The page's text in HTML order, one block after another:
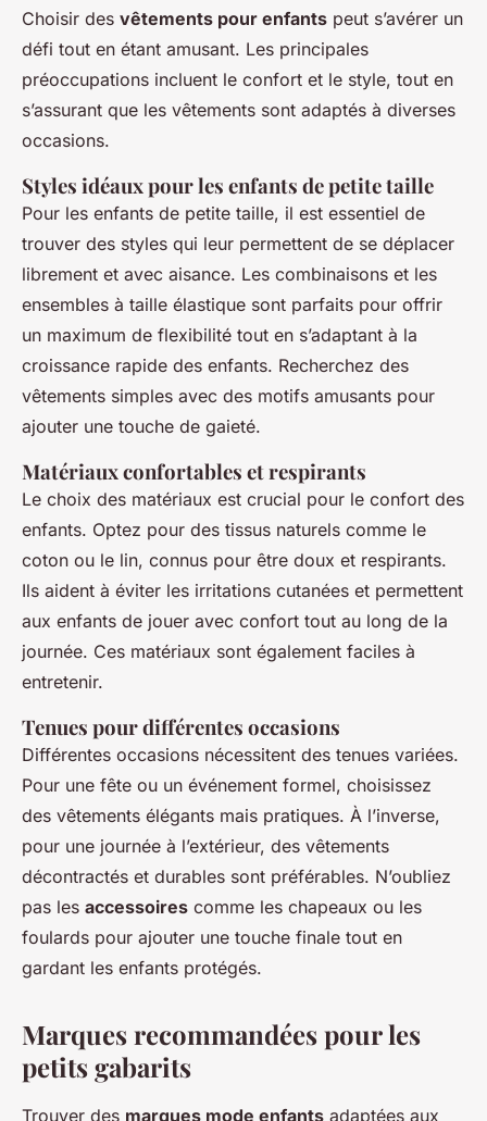
Choisir des vêtements pour enfants peut s’avérer un
défi tout en étant amusant. Les principales
préoccupations incluent le confort et le style, tout en
s’assurant que les vêtements sont adaptés à diverses
occasions.
Styles idéaux pour les enfants de petite taille
Pour les enfants de petite taille, il est essentiel de
trouver des styles qui leur permettent de se déplacer
librement et avec aisance. Les combinaisons et les
ensembles à taille élastique sont parfaits pour offrir
un maximum de flexibilité tout en s’adaptant à la
croissance rapide des enfants. Recherchez des
vêtements simples avec des motifs amusants pour
ajouter une touche de gaieté.
Matériaux confortables et respirants
Le choix des matériaux est crucial pour le confort des
enfants. Optez pour des tissus naturels comme le
coton ou le lin, connus pour être doux et respirants.
Ils aident à éviter les irritations cutanées et permettent
aux enfants de jouer avec confort tout au long de la
journée. Ces matériaux sont également faciles à
entretenir.
Tenues pour différentes occasions
Différentes occasions nécessitent des tenues variées.
Pour une fête ou un événement formel, choisissez
des vêtements élégants mais pratiques. À l’inverse,
pour une journée à l’extérieur, des vêtements
décontractés et durables sont préférables. N’oubliez
pas les accessoires comme les chapeaux ou les
foulards pour ajouter une touche finale tout en
gardant les enfants protégés.
Marques recommandées pour les
petits gabarits
Trouver des marques mode enfants adaptées aux